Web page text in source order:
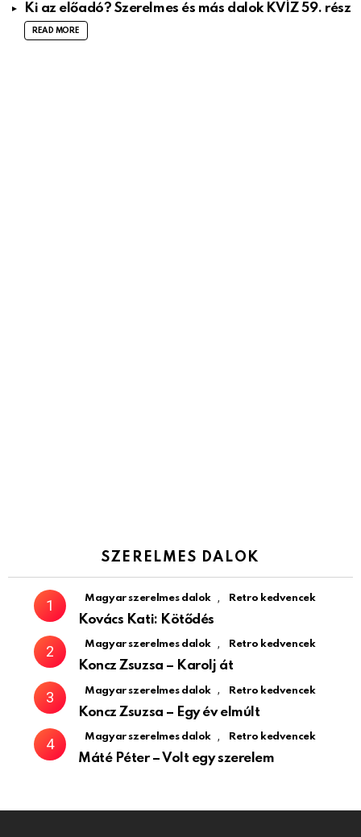
Ki az előadó? Szerelmes és más dalok KVÍZ 59. rész
READ MORE
SZERELMES DALOK
Magyar szerelmes dalok , Retro kedvencek
Kovács Kati: Kötődés
Magyar szerelmes dalok , Retro kedvencek
Koncz Zsuzsa – Karolj át
Magyar szerelmes dalok , Retro kedvencek
Koncz Zsuzsa – Egy év elmúlt
Magyar szerelmes dalok , Retro kedvencek
Máté Péter – Volt egy szerelem